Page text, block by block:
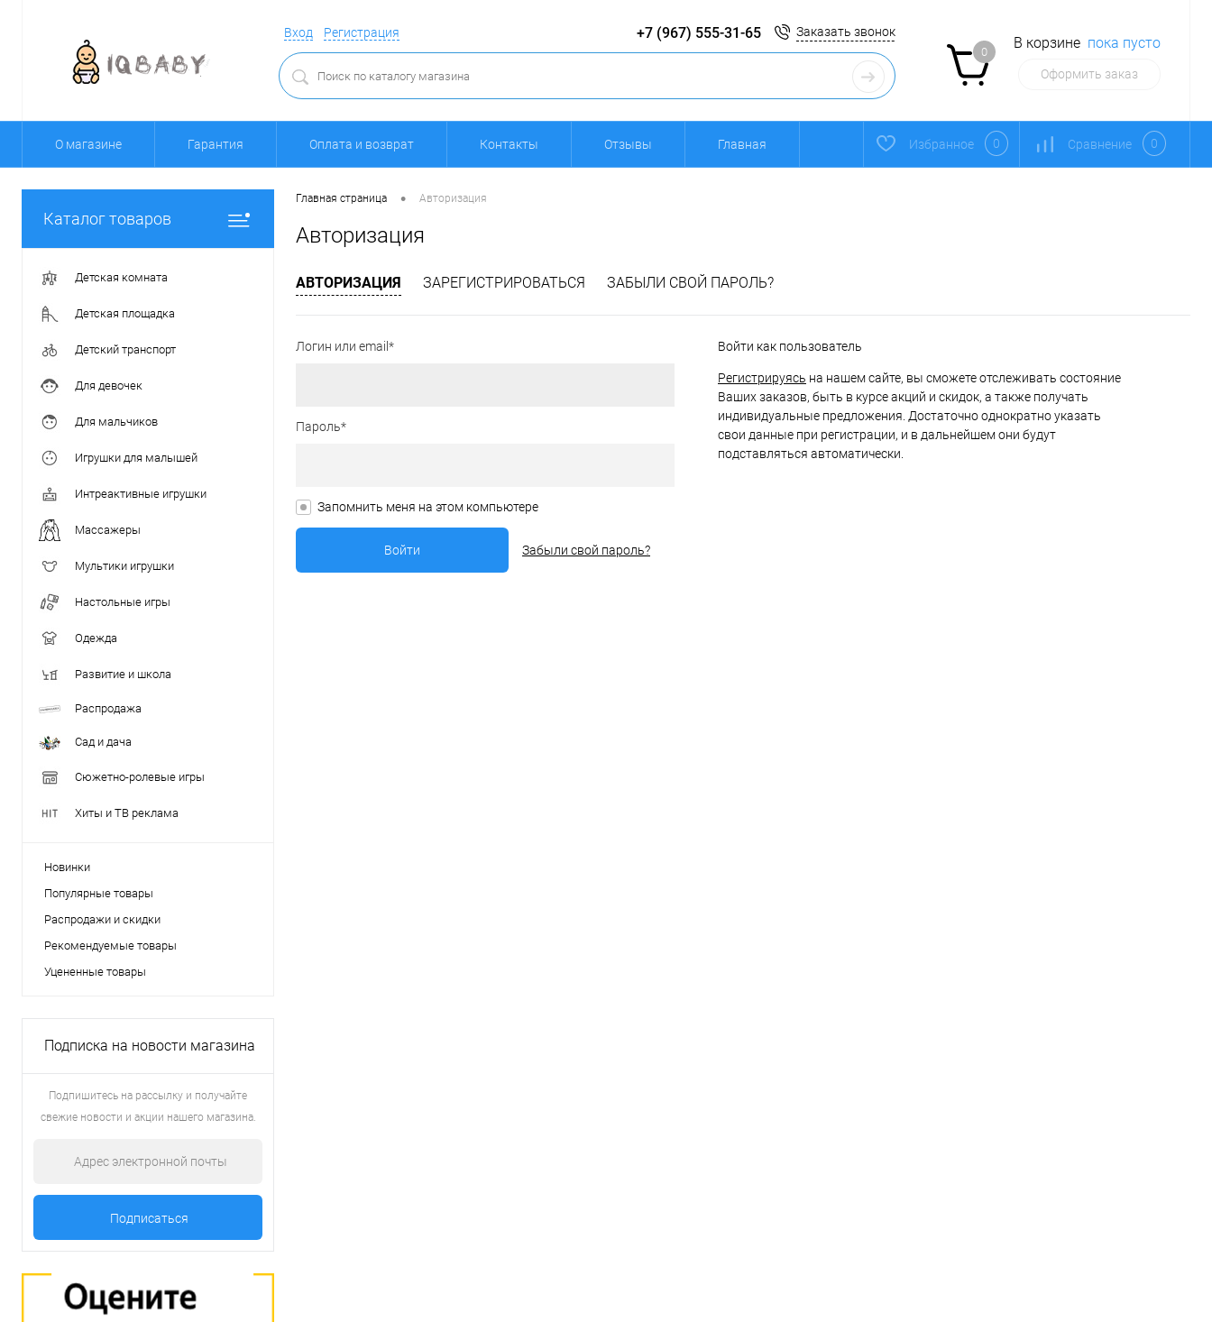
Вход Регистрация +7 (967) 555-31-65 Заказать звонок
0
В корзине пока пусто
Оформить заказ
О магазине Гарантия Оплата и возврат Контакты Отзывы Главная Избранное 0 Сравнение 0
Каталог товаров
Детская комната
Детская площадка
Детский транспорт
Для девочек
Для мальчиков
Игрушки для малышей
Интреактивные игрушки
Массажеры
Мультики игрушки
Настольные игры
Одежда
Развитие и школа
Распродажа
Сад и дача
Сюжетно-ролевые игры
Хиты и ТВ реклама
Новинки
Популярные товары
Распродажи и скидки
Рекомендуемые товары
Уцененные товары
Подписка на новости магазина
Подпишитесь на рассылку и получайте
свежие новости и акции нашего магазина.
Главная страница • Авторизация
Авторизация
АВТОРИЗАЦИЯ ЗАРЕГИСТРИРОВАТЬСЯ ЗАБЫЛИ СВОЙ ПАРОЛЬ?
Логин или email*
Пароль*
Запомнить меня на этом компьютере
Забыли свой пароль?
Войти как пользователь
Регистрируясь на нашем сайте, вы сможете отслеживать состояние
Ваших заказов, быть в курсе акций и скидок, а также получать
индивидуальные предложения. Достаточно однократно указать
свои данные при регистрации, и в дальнейшем они будут
подставляться автоматически.